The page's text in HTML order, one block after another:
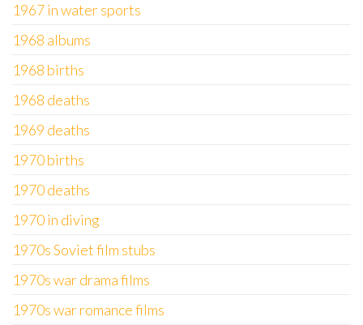
1967 in water sports
1968 albums
1968 births
1968 deaths
1969 deaths
1970 births
1970 deaths
1970 in diving
1970s Soviet film stubs
1970s war drama films
1970s war romance films